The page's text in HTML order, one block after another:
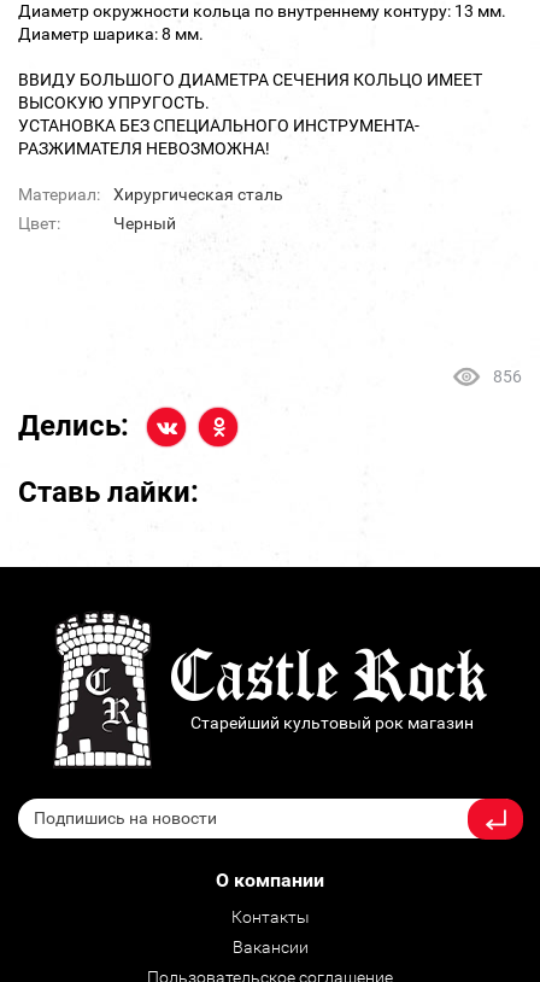
Диаметр окружности кольца по внутреннему контуру: 13 мм.
Диаметр шарика: 8 мм.
ВВИДУ БОЛЬШОГО ДИАМЕТРА СЕЧЕНИЯ КОЛЬЦО ИМЕЕТ
ВЫСОКУЮ УПРУГОСТЬ.
УСТАНОВКА БЕЗ СПЕЦИАЛЬНОГО ИНСТРУМЕНТА-
РАЗЖИМАТЕЛЯ НЕВОЗМОЖНА!
Материал:
Хирургическая сталь
Цвет:
Черный
856
Делись:
Ставь лайки:
Старейший культовый рок магазин
О компании
Контакты
Вакансии
Пользовательское соглашение